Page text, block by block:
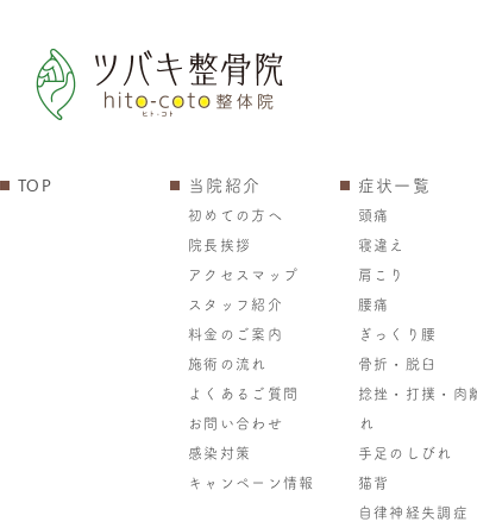
TOP 当院紹介
初めての方へ
院長挨拶
アクセスマップ
スタッフ紹介
料金のご案内
施術の流れ
よくあるご質問
お問い合わせ
感染対策
キャンペーン情報
症状一覧
頭痛
寝違え
肩こり
腰痛
ぎっくり腰
骨折・脱臼
捻挫・打撲・肉
れ
手足のしびれ
猫背
自律神経失調症